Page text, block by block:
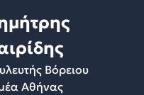
Βόρειου
Αθήνας